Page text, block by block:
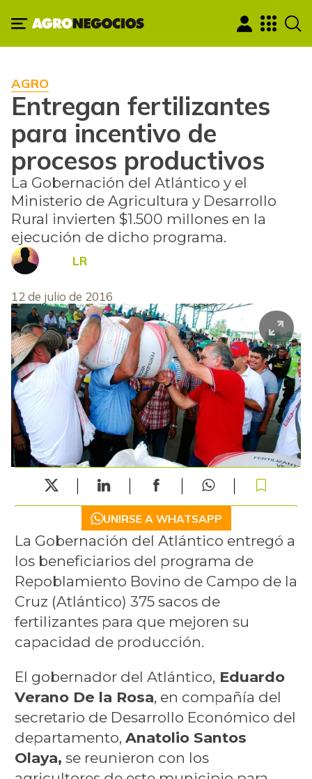
AGRO
Entregan fertilizantes
para incentivo de
procesos productivos
La Gobernación del Atlántico y el
Ministerio de Agricultura y Desarrollo
Rural invierten $1.500 millones en la
ejecución de dicho programa.
LR
12 de julio de 2016
UNIRSE A WHATSAPP
La Gobernación del Atlántico entregó a
los beneficiarios del programa de
Repoblamiento Bovino de Campo de la
Cruz (Atlántico) 375 sacos de
fertilizantes para que mejoren su
capacidad de producción.
El gobernador del Atlántico, Eduardo
Verano De la Rosa, en compañía del
secretario de Desarrollo Económico del
departamento, Anatolio Santos
Olaya, se reunieron con los